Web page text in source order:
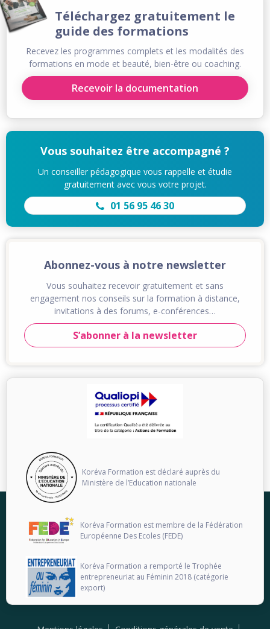
Téléchargez gratuitement le
guide des formations
Recevez les programmes complets et les modalités des
formations en mode et beauté, bien-être ou coaching.
Recevoir la documentation
Vous souhaitez être accompagné ?
Un conseiller pédagogique vous rappelle et étudie
gratuitement avec vous votre projet.
01 56 95 46 30
Abonnez-vous à notre newsletter
Vous souhaitez recevoir gratuitement et sans
engagement nos conseils sur la formation à distance,
invitations à des forums, e-conférences…
S’abonner à la newsletter
Koréva Formation est déclaré auprès du
Ministère de l’Education nationale
Koréva Formation est membre de la Fédération
Européenne Des Ecoles (FEDE)
Koréva Formation a remporté le Trophée
entrepreneuriat au Féminin 2018 (catégorie
export)